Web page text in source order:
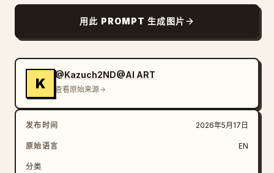
用此 PROMPT 生成图片
K
@Kazuch2ND@AI ART
查看原始来源
发布时间 2026年5月17日
原始语言 EN
分类